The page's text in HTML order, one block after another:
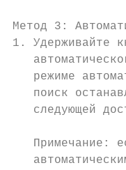
Метод 3:
1. Удерживайте
режиме
поиск
следующей
Примечание: